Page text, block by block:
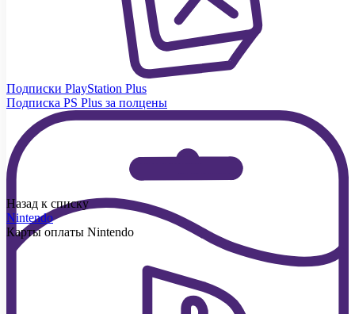
Подписки PlayStation Plus
Подписка PS Plus за полцены
Назад к списку
Nintendo
Карты оплаты Nintendo